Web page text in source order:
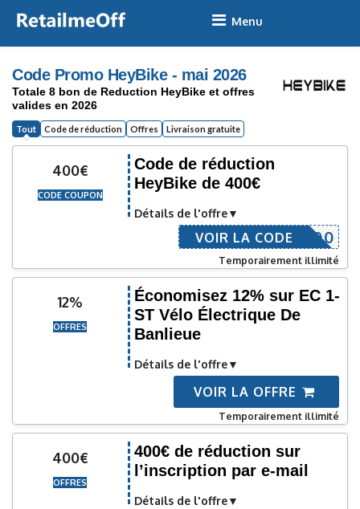
Skip
content
Code Promo HeyBike - mai 2026
Totale 8 bon de Reduction HeyBike et offres
valides en 2026
Tout Code de réduction Offres Livraison gratuite
400€
CODE COUPON
Code de réduction
HeyBike de 400€
Détails de l'offre
LCOME400
VOIR LA CODE
Temporairement illimité
12%
OFFRES
Économisez 12% sur EC 1-
ST Vélo Électrique De
Banlieue
Détails de l'offre
VOIR LA OFFRE
Temporairement illimité
400€
OFFRES
400€ de réduction sur
l’inscription par e-mail
Détails de l'offre